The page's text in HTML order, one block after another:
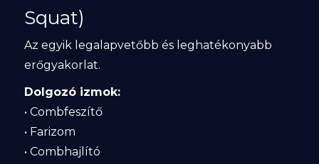
Squat)
Az egyik legalapvetőbb és leghatékonyabb
erőgyakorlat.
Dolgozó izmok:
• Combfeszítő
• Farizom
• Combhajlító